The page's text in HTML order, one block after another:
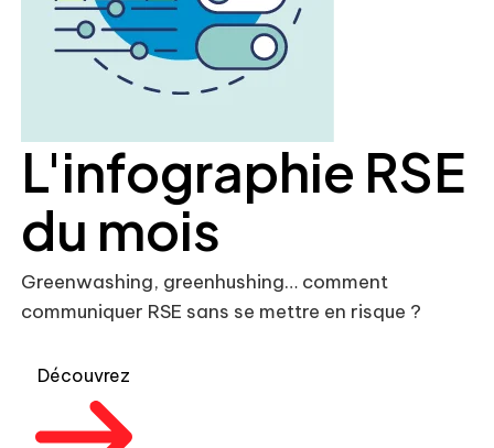
L'infographie RSE
du mois
Greenwashing, greenhushing… comment
communiquer RSE sans se mettre en risque ?
Découvrez